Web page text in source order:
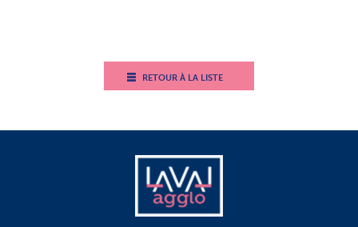
RETOUR À LA LISTE